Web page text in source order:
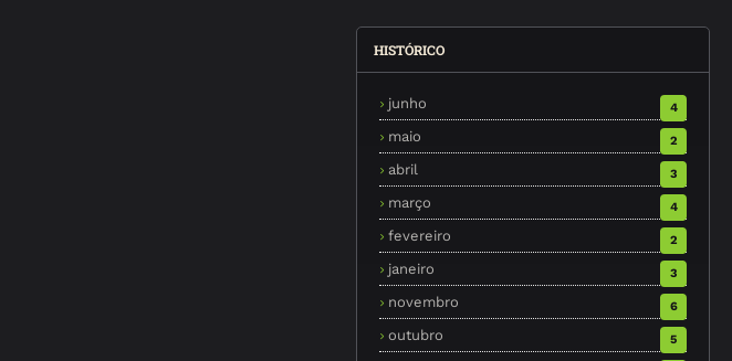
HISTÓRICO
junho 4
maio 2
abril 3
março 4
fevereiro 2
janeiro 3
novembro 6
outubro 5